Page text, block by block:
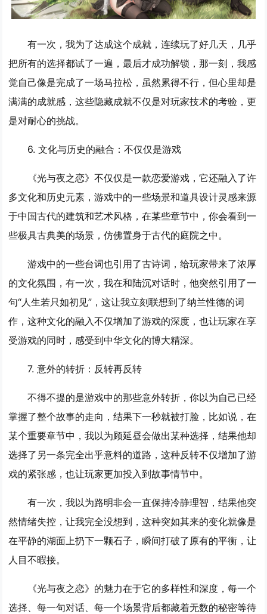
有一次，我为了达成这个成就，连续玩了好几天，几乎
把所有的选择都试了一遍，最后才成功解锁，那一刻，我感
觉自己像是完成了一场马拉松，虽然累得不行，但心里却是
满满的成就感，这些隐藏成就不仅是对玩家技术的考验，更
是对耐心的挑战。
6. 文化与历史的融合：不仅仅是游戏
《光与夜之恋》不仅仅是一款恋爱游戏，它还融入了许
多文化和历史元素，游戏中的一些场景和道具设计灵感来源
于中国古代的建筑和艺术风格，在某些章节中，你会看到一
些极具古典美的场景，仿佛置身于古代的庭院之中。
游戏中的一些台词也引用了古诗词，给玩家带来了浓厚
的文化氛围，有一次，我在和陆沉对话时，他突然引用了一
句“人生若只如初见”，这让我立刻联想到了纳兰性德的词
作，这种文化的融入不仅增加了游戏的深度，也让玩家在享
受游戏的同时，感受到中华文化的博大精深。
7. 意外的转折：反转再反转
不得不提的是游戏中的那些意外转折，你以为自己已经
掌握了整个故事的走向，结果下一秒就被打脸，比如说，在
某个重要章节中，我以为顾延昼会做出某种选择，结果他却
选择了另一条完全出乎意料的道路，这种反转不仅增加了游
戏的紧张感，也让玩家更加投入到故事情节中。
有一次，我以为路明非会一直保持冷静理智，结果他突
然情绪失控，让我完全没想到，这种突如其来的变化就像是
在平静的湖面上扔下一颗石子，瞬间打破了原有的平衡，让
人目不暇接。
《光与夜之恋》的魅力在于它的多样性和深度，每一个
选择、每一句对话、每一个场景背后都藏着无数的秘密等待